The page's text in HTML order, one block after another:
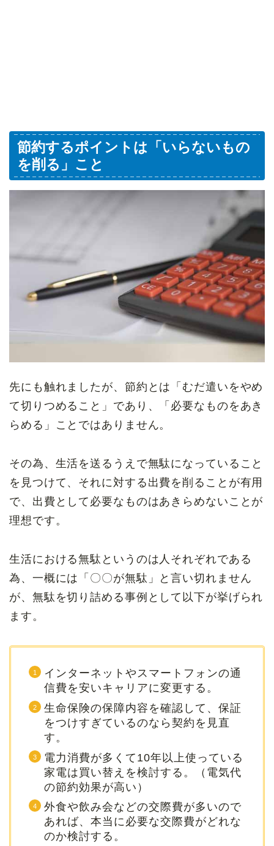
節約するポイントは「いらないもの
を削る」こと
先にも触れましたが、節約とは「むだ遣いをやめ
て切りつめること」であり、「必要なものをあき
らめる」ことではありません。
その為、生活を送るうえで無駄になっていること
を見つけて、それに対する出費を削ることが有用
で、出費として必要なものはあきらめないことが
理想です。
生活における無駄というのは人それぞれである
為、一概には「〇〇が無駄」と言い切れません
が、無駄を切り詰める事例として以下が挙げられ
ます。
インターネットやスマートフォンの通
信費を安いキャリアに変更する。
生命保険の保障内容を確認して、保証
をつけすぎているのなら契約を見直
す。
電力消費が多くて10年以上使っている
家電は買い替えを検討する。（電気代
の節約効果が高い）
外食や飲み会などの交際費が多いので
あれば、本当に必要な交際費がどれな
のか検討する。